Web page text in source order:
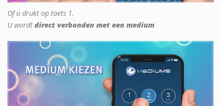
Of u drukt op toets 1.
U wordt direct verbonden met een medium